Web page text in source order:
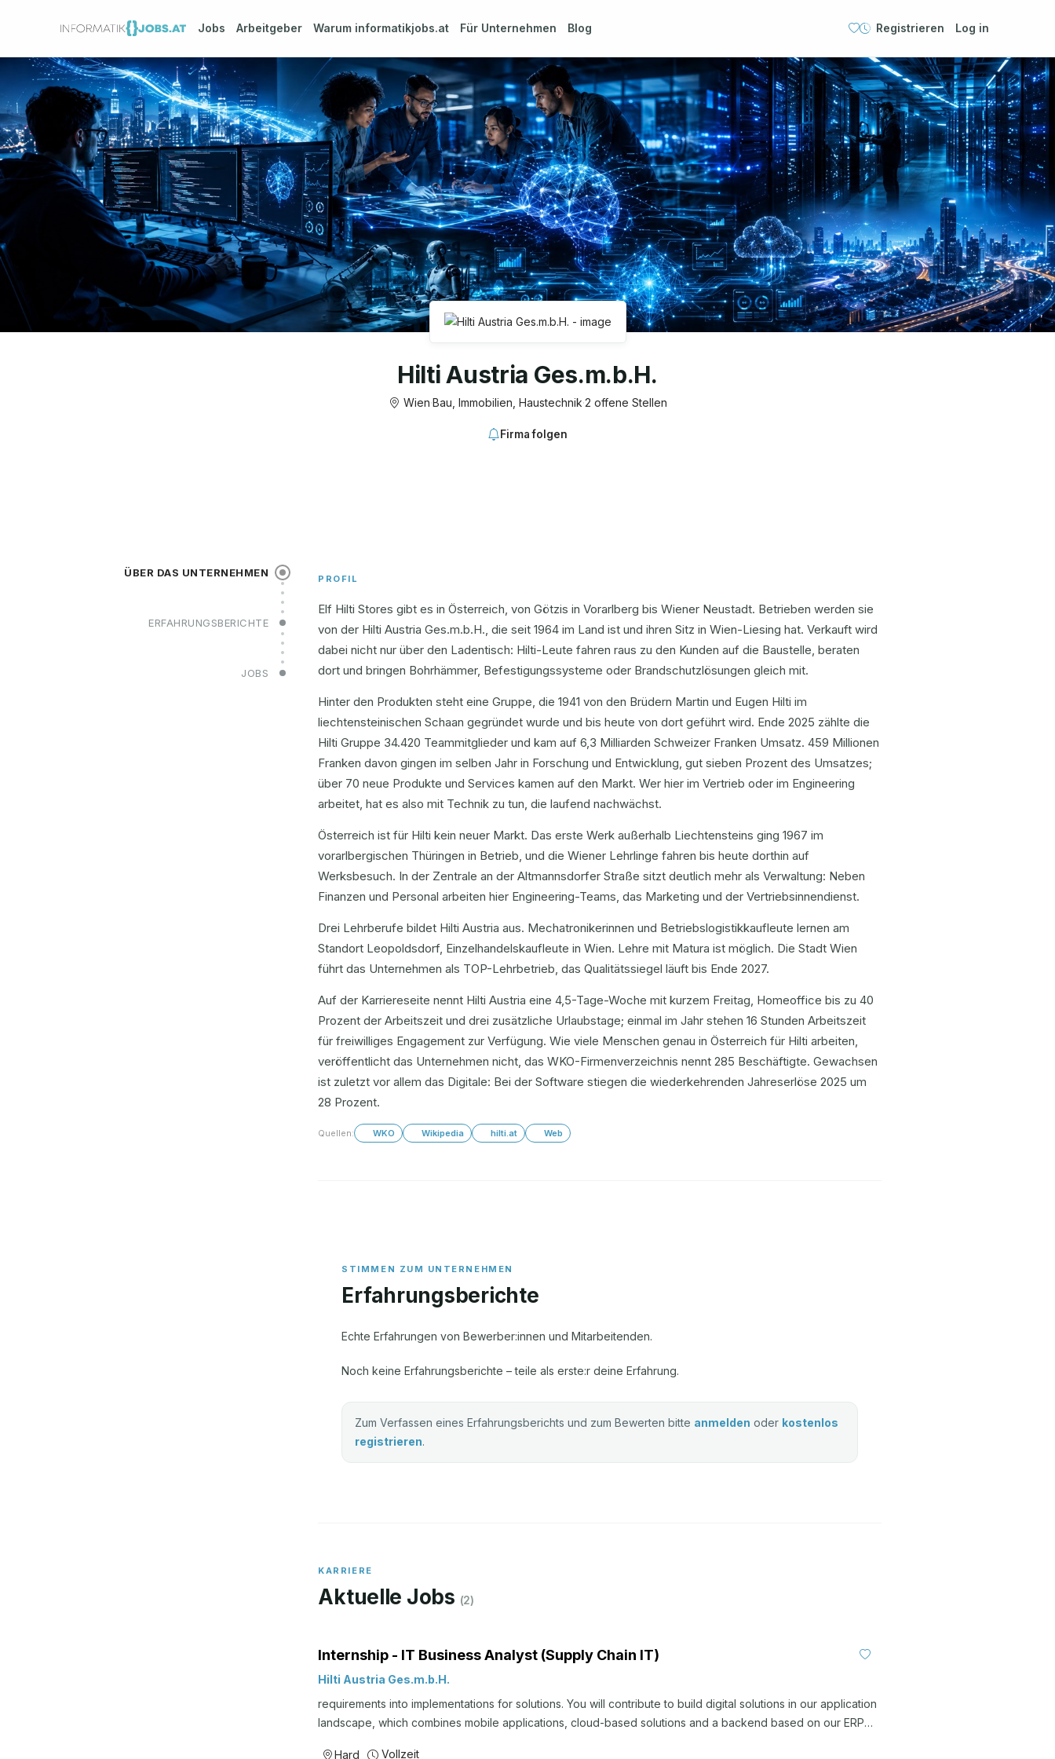
Jobs Arbeitgeber Warum informatikjobs.at Für Unternehmen Blog Registrieren Log in
Hilti Austria Ges.m.b.H.
Wien·Bau, Immobilien, Haustechnik·2 offene Stellen
Firma folgen
ÜBER DAS UNTERNEHMEN
ERFAHRUNGSBERICHTE
JOBS
PROFIL
Elf Hilti Stores gibt es in Österreich, von Götzis in Vorarlberg bis Wiener Neustadt. Betrieben werden sie
von der Hilti Austria Ges.m.b.H., die seit 1964 im Land ist und ihren Sitz in Wien-Liesing hat. Verkauft wird
dabei nicht nur über den Ladentisch: Hilti-Leute fahren raus zu den Kunden auf die Baustelle, beraten
dort und bringen Bohrhämmer, Befestigungssysteme oder Brandschutzlösungen gleich mit.
Hinter den Produkten steht eine Gruppe, die 1941 von den Brüdern Martin und Eugen Hilti im
liechtensteinischen Schaan gegründet wurde und bis heute von dort geführt wird. Ende 2025 zählte die
Hilti Gruppe 34.420 Teammitglieder und kam auf 6,3 Milliarden Schweizer Franken Umsatz. 459 Millionen
Franken davon gingen im selben Jahr in Forschung und Entwicklung, gut sieben Prozent des Umsatzes;
über 70 neue Produkte und Services kamen auf den Markt. Wer hier im Vertrieb oder im Engineering
arbeitet, hat es also mit Technik zu tun, die laufend nachwächst.
Österreich ist für Hilti kein neuer Markt. Das erste Werk außerhalb Liechtensteins ging 1967 im
vorarlbergischen Thüringen in Betrieb, und die Wiener Lehrlinge fahren bis heute dorthin auf
Werksbesuch. In der Zentrale an der Altmannsdorfer Straße sitzt deutlich mehr als Verwaltung: Neben
Finanzen und Personal arbeiten hier Engineering-Teams, das Marketing und der Vertriebsinnendienst.
Drei Lehrberufe bildet Hilti Austria aus. Mechatronikerinnen und Betriebslogistikkaufleute lernen am
Standort Leopoldsdorf, Einzelhandelskaufleute in Wien. Lehre mit Matura ist möglich. Die Stadt Wien
führt das Unternehmen als TOP-Lehrbetrieb, das Qualitätssiegel läuft bis Ende 2027.
Auf der Karriereseite nennt Hilti Austria eine 4,5-Tage-Woche mit kurzem Freitag, Homeoffice bis zu 40
Prozent der Arbeitszeit und drei zusätzliche Urlaubstage; einmal im Jahr stehen 16 Stunden Arbeitszeit
für freiwilliges Engagement zur Verfügung. Wie viele Menschen genau in Österreich für Hilti arbeiten,
veröffentlicht das Unternehmen nicht, das WKO-Firmenverzeichnis nennt 285 Beschäftigte. Gewachsen
ist zuletzt vor allem das Digitale: Bei der Software stiegen die wiederkehrenden Jahreserlöse 2025 um
28 Prozent.
Quellen: WKO Wikipedia hilti.at Web
Erfahrungsberichte
Echte Erfahrungen von Bewerber:innen und Mitarbeitenden.
Noch keine Erfahrungsberichte – teile als erste:r deine Erfahrung.
Zum Verfassen eines Erfahrungsberichts und zum Bewerten bitte anmelden oder kostenlos
registrieren.
KARRIERE
Aktuelle Jobs (2)
Internship - IT Business Analyst (Supply Chain IT)
Hilti Austria Ges.m.b.H.
requirements into implementations for solutions. You will contribute to build digital solutions in our application
landscape, which combines mobile applications, cloud-based solutions and a backend based on our ERP
Hard Vollzeit